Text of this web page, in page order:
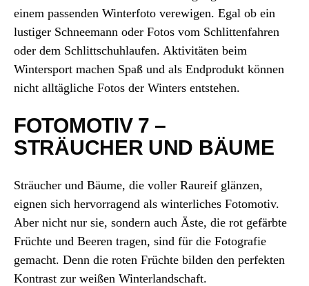
einem passenden Winterfoto verewigen. Egal ob ein
lustiger Schneemann oder Fotos vom Schlittenfahren
oder dem Schlittschuhlaufen. Aktivitäten beim
Wintersport machen Spaß und als Endprodukt können
nicht alltägliche Fotos der Winters entstehen.
FOTOMOTIV 7 –
STRÄUCHER UND BÄUME
Sträucher und Bäume, die voller Raureif glänzen,
eignen sich hervorragend als winterliches Fotomotiv.
Aber nicht nur sie, sondern auch Äste, die rot gefärbte
Früchte und Beeren tragen, sind für die Fotografie
gemacht. Denn die roten Früchte bilden den perfekten
Kontrast zur weißen Winterlandschaft.